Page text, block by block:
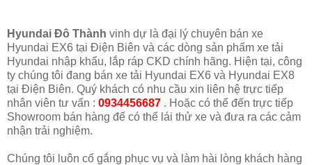
Hyundai Đô Thành vinh dự là đại lý chuyên bán xe
Hyundai EX6 tại Điện Biên và các dòng sản phẩm xe tải
Hyundai nhập khẩu, lắp ráp CKD chính hãng. Hiện tại, công
ty chúng tôi đang bán xe tải Hyundai EX6 và Hyundai EX8
tại Điện Biên. Quý khách có nhu cầu xin liên hệ trực tiếp
nhân viên tư vấn : 0934456687 . Hoặc có thể đến trực tiếp
Showroom bán hàng để có thể lái thử xe và đưa ra các cảm
nhận trải nghiệm.
Chúng tôi luôn cố gắng phục vụ và làm hài lòng khách hàng